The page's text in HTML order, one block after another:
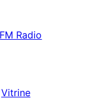
FM Radio
Vitrine